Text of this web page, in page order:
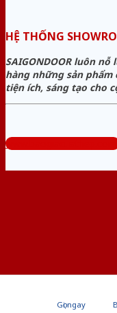
HỆ THỐNG
SAIGONDOOR luôn
hàng những sản phẩm
tiện ích, sáng tạo cho
www.baogiacuathep.com
Gọi ngay